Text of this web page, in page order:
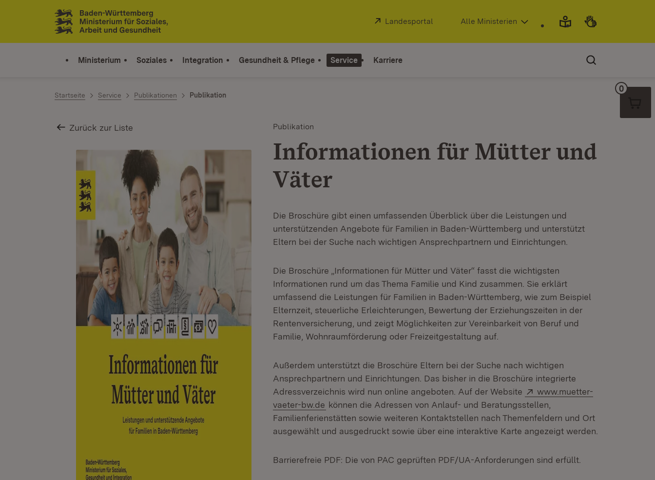
Zum Inhalt springen
Link zur Startseite
Extern:
Landesportal (Öffnet in neuem Fenster)
Alle Ministerien
Ministerium Soziales Integration Gesundheit & Pflege Service Karriere
Startseite Service Publikationen Publikation
Zurück zur Liste Publikation
Informationen für Mütter und
Väter
Die Broschüre gibt einen umfassenden Überblick über die Leistungen und
unterstützenden Angebote für Familien in Baden-Württemberg und unterstützt
Eltern bei der Suche nach wichtigen Ansprechpartnern und Einrichtungen.
Die Broschüre „Informationen für Mütter und Väter“ fasst die wichtigsten
Informationen rund um das Thema Familie und Kind zusammen. Sie erklärt
umfassend die Leistungen für Familien in Baden-Württemberg, wie zum Beispiel
Elternzeit, steuerliche Erleichterungen, Bewertung der Erziehungszeiten in der
Rentenversicherung, und zeigt Möglichkeiten zur Vereinbarkeit von Beruf und
Familie, Wohnraumförderung oder Freizeitgestaltung auf.
Außerdem unterstützt die Broschüre Eltern bei der Suche nach wichtigen
Ansprechpartnern und Einrichtungen. Das bisher in die Broschüre integrierte
Adressverzeichnis wird nun online angeboten. Auf der Website
Extern:
www.muetter-
vaeter-bw.de (Öffnet in neuem Fenster)
können die Adressen von Anlauf- und Beratungsstellen,
Familienferienstätten sowie weiteren Kontaktstellen nach Themenfeldern und Ort
ausgewählt und ausgedruckt sowie über eine interaktive Karte angezeigt werden.
Barrierefreie PDF: Die von PAC geprüften PDF/UA-Anforderungen sind erfüllt.
0